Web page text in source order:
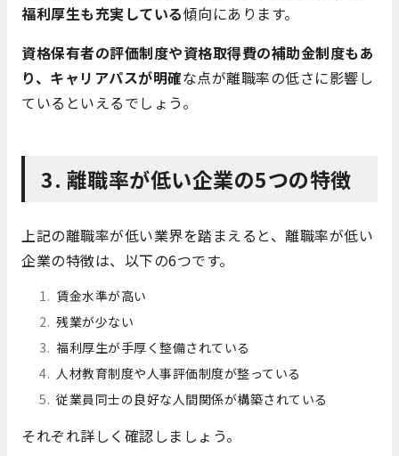
福利厚生も充実している傾向にあります。
資格保有者の評価制度や資格取得費の補助金制度もあ
り、キャリアパスが明確な点が離職率の低さに影響し
ているといえるでしょう。
3. 離職率が低い企業の5つの特徴
上記の離職率が低い業界を踏まえると、離職率が低い
企業の特徴は、以下の6つです。
賃金水準が高い
残業が少ない
福利厚生が手厚く整備されている
人材教育制度や人事評価制度が整っている
従業員同士の良好な人間関係が構築されている
それぞれ詳しく確認しましょう。